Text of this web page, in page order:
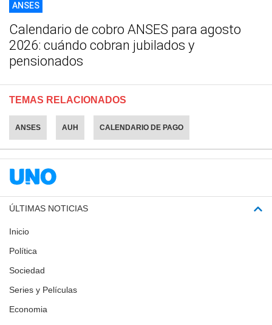
ANSES
Calendario de cobro ANSES para agosto
2026: cuándo cobran jubilados y
pensionados
TEMAS RELACIONADOS
ANSES AUH CALENDARIO DE PAGO
ÚLTIMAS NOTICIAS
Inicio
Política
Sociedad
Series y Películas
Economia